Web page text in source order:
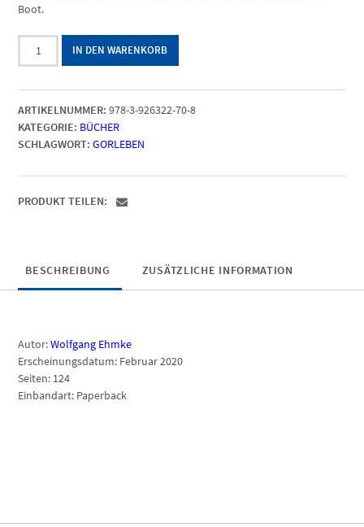
Boot.
Tanz
Menge
IN DEN WARENKORB
ARTIKELNUMMER: 978-3-926322-70-8
KATEGORIE: BÜCHER
SCHLAGWORT: GORLEBEN
PRODUKT TEILEN:
BESCHREIBUNG ZUSÄTZLICHE INFORMATION
Autor:Wolfgang Ehmke
Erscheinungsdatum: Februar 2020
Seiten: 124
Einbandart: Paperback